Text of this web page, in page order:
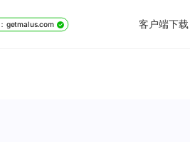
getmalus.com 客户端下载